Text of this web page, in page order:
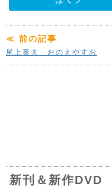
≪ 前の記事
尾上泰夫 おのえやすお
新刊＆新作DVD